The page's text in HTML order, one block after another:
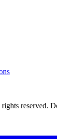
reserved.